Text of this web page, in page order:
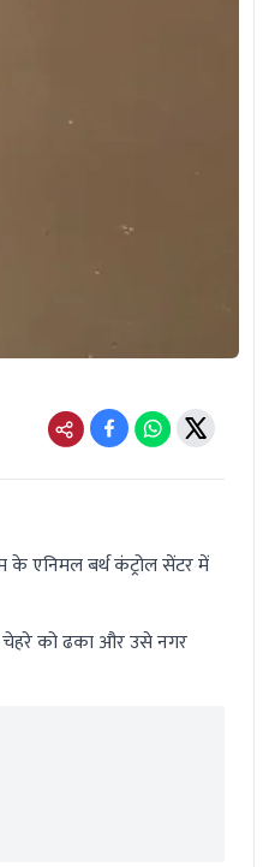
एनिमल बर्थ कंट्रोल सेंटर में
को ढका और उसे नगर